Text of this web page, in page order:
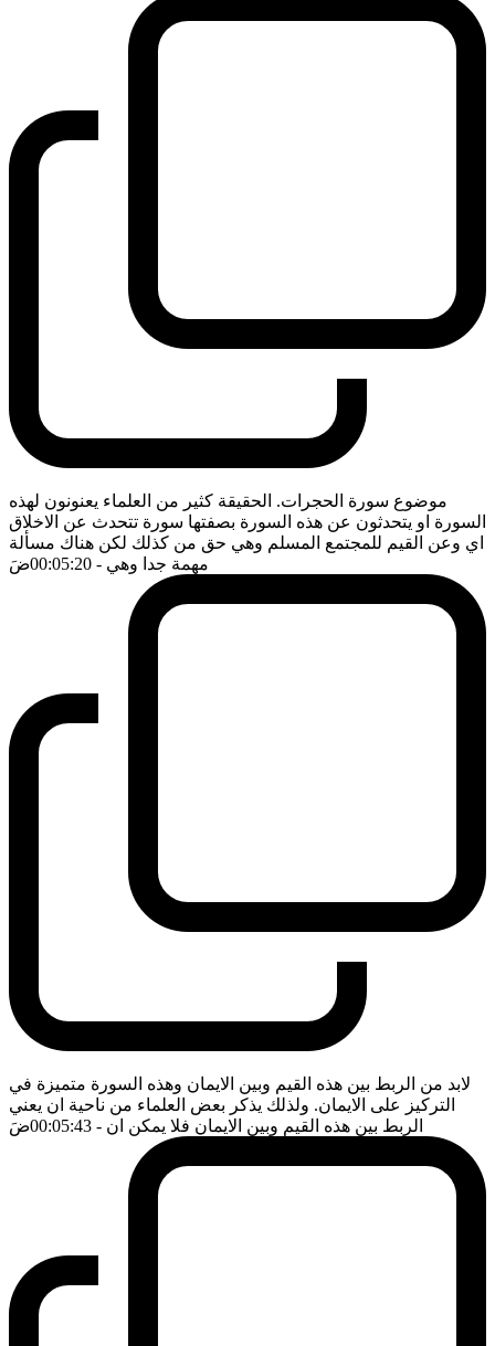
موضوع سورة الحجرات. الحقيقة كثير من العلماء يعنونون لهذه
السورة او يتحدثون عن هذه السورة بصفتها سورة تتحدث عن الاخلاق
اي وعن القيم للمجتمع المسلم وهي حق من كذلك لكن هناك مسألة
مهمة جدا وهي - 00:05:20 ضَ
لابد من الربط بين هذه القيم وبين الايمان وهذه السورة متميزة في
التركيز على الايمان. ولذلك يذكر بعض العلماء من ناحية ان يعني
الربط بين هذه القيم وبين الايمان فلا يمكن ان - 00:05:43 ضَ